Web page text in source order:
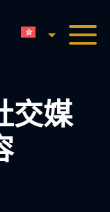
香港中文
交媒